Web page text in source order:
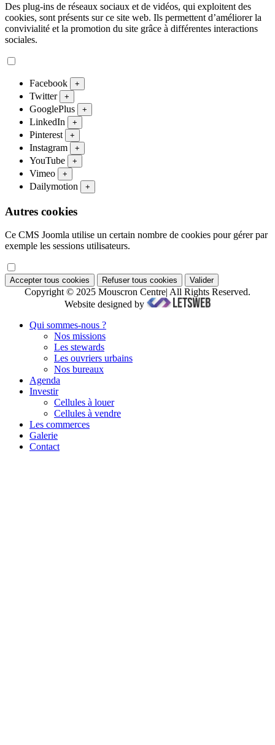
Des plug-ins de réseaux sociaux et de vidéos, qui exploitent des
cookies, sont présents sur ce site web. Ils permettent d’améliorer la
convivialité et la promotion du site grâce à différentes interactions
sociales.
Facebook +
Twitter +
GooglePlus +
LinkedIn +
Pinterest +
Instagram +
YouTube +
Vimeo +
Dailymotion +
Autres cookies
Ce CMS Joomla utilise un certain nombre de cookies pour gérer par
exemple les sessions utilisateurs.
Accepter tous cookies Refuser tous cookies Valider
Copyright © 2025 Mouscron Centre| All Rights Reserved.
Website designed by
Qui sommes-nous ?
Nos missions
Les stewards
Les ouvriers urbains
Nos bureaux
Agenda
Investir
Cellules à louer
Cellules à vendre
Les commerces
Galerie
Contact